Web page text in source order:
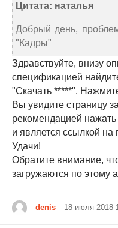
Цитата: наталья
Добрый день,
"Кадры"
Здравствуйте, внизу
спецификацией
"Скачать *****".
Вы увидите страницу
рекомендацией нажать
и является ссылкой на
Удачи!
Обратите внимание,
загружаются по этому
denis 18 июля 2018